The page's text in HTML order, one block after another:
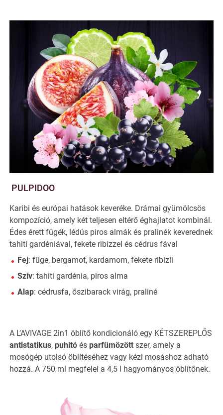
PULPIDOO
Karibi és európai hatások keveréke. Drámai gyümölcsös
kompozíció, amely két teljesen eltérő éghajlatot kombinál.
Édes érett fügék, lédús piros almák és pralinék keverednek
tahiti gardéniával, fekete ribizzel és cédrus fával
Fej: füge, bergamot, kardamom, fekete ribizli
Szív: tahiti gardénia, piros alma
Alap: cédrusfa, őszibarack virág, praliné
A L’AVIVAGE 2in1 öblítő kondicionáló egy KÉTSZEREPLŐS
antistatikus, puhító és parfümözött szer, amely a
mosógép utolsó öblítéséhez vagy kézi mosáshoz adható
hozzá. A 750 ml megfelel a 4,5 l hagyományos öblítőnek.